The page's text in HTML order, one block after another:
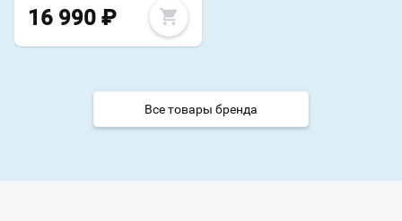
16 990 ₽
Все товары бренда